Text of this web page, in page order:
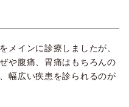
メインに診療しましたが、
や腹痛、胃痛はもちろんの
幅広い疾患を診られるのが